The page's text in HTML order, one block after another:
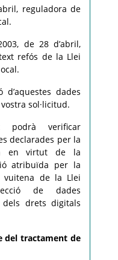
reguladora de
de 28 d’abril,
refós de la Llei
d’aquestes dades
sol·licitud.
podrà verificar
declarades per la
en virtut de la
atribuïda per la
vuitena de la Llei
de dades
drets digitals
del tractament de